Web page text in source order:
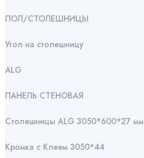
ПОЛ/СТОЛЕШНИЦЫ
Угол на столешницу
АLG
ПАНЕЛЬ СТЕНОВАЯ
Столешницы ALG 3050*600*27 мм
Кромка с Клеем 3050*44